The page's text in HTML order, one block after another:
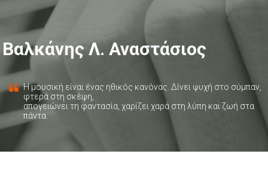
Βαλκάνης Λ. Αναστάσιος
Η μουσική είναι ένας ηθικός κανόνας. Δίνει ψυχή στο σύμπαν,
φτερά στη σκέψη,
απογειώνει τη φαντασία, χαρίζει χαρά στη λύπη και ζωή στα
πάντα.